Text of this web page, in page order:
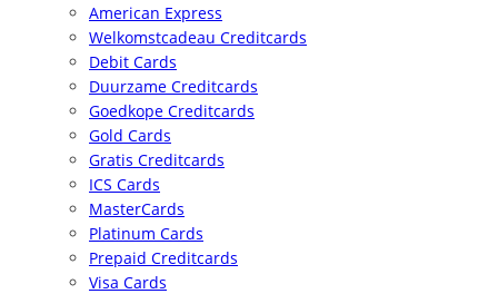
American Express
Welkomstcadeau Creditcards
Debit Cards
Duurzame Creditcards
Goedkope Creditcards
Gold Cards
Gratis Creditcards
ICS Cards
MasterCards
Platinum Cards
Prepaid Creditcards
Visa Cards